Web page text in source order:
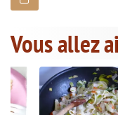
Vous allez